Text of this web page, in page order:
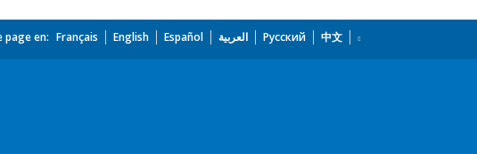
page en: Français English Español العربية Русский 中文